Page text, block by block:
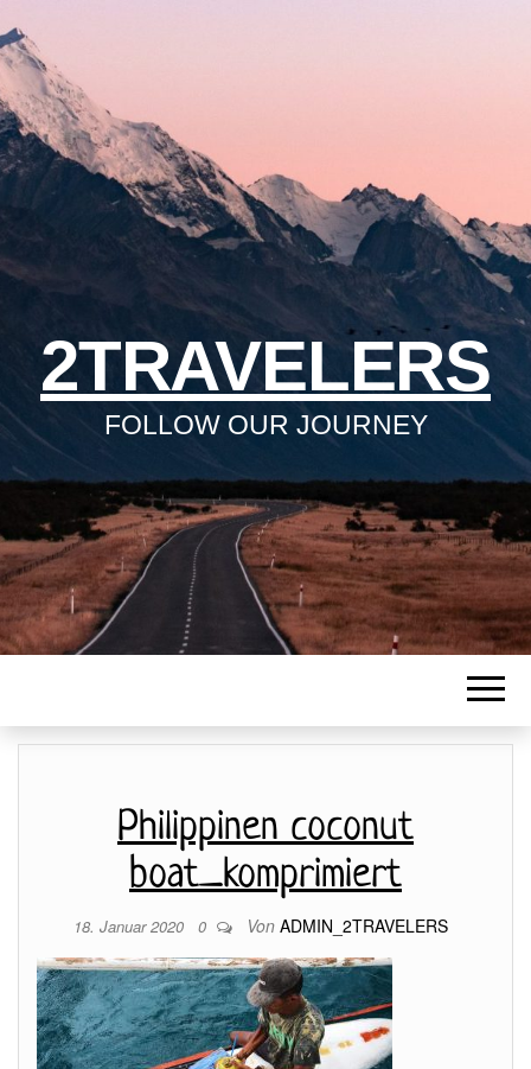
2TRAVELERS
FOLLOW OUR JOURNEY
Philippinen coconut
boat_komprimiert
18. Januar 2020 0 Von ADMIN_2TRAVELERS